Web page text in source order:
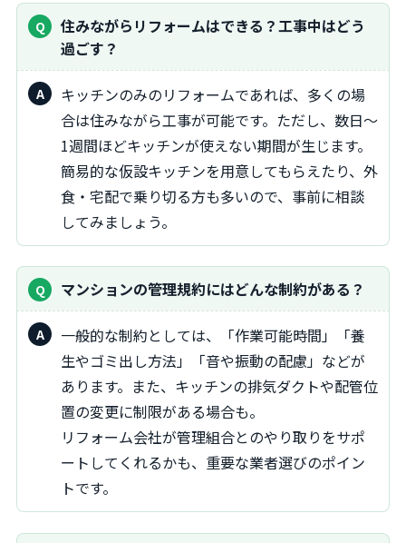
住みながらリフォームはできる？工事中はどう
過ごす？
キッチンのみのリフォームであれば、多くの場
合は住みながら工事が可能です。ただし、数日～
1週間ほどキッチンが使えない期間が生じます。
簡易的な仮設キッチンを用意してもらえたり、外
食・宅配で乗り切る方も多いので、事前に相談
してみましょう。
マンションの管理規約にはどんな制約がある？
一般的な制約としては、「作業可能時間」「養
生やゴミ出し方法」「音や振動の配慮」などが
あります。また、キッチンの排気ダクトや配管位
置の変更に制限がある場合も。
リフォーム会社が管理組合とのやり取りをサポ
ートしてくれるかも、重要な業者選びのポイン
トです。